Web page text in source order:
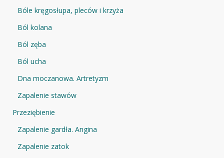
Bóle kręgosłupa, pleców i krzyża
Ból kolana
Ból zęba
Ból ucha
Dna moczanowa. Artretyzm
Zapalenie stawów
Przeziębienie
Zapalenie gardła. Angina
Zapalenie zatok